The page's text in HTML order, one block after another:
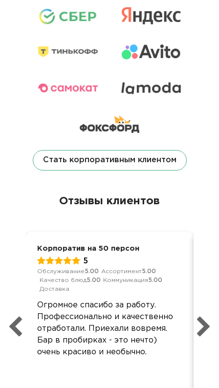
Стать корпоративным клиентом
Отзывы клиентов
Корпоратив на 50 персон
5
Обслуживание5.00 Ассортимент5.00
Качество блюд5.00 Коммуникация5.00
Доставка
Огромное спасибо за работу.
Профессионально и качественно
отработали. Приехали вовремя.
Бар в пробирках - это нечто)
очень красиво и необычно.